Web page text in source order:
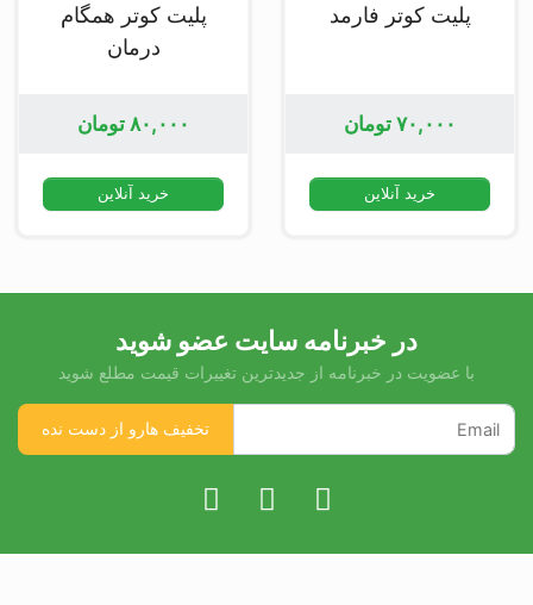
پلیت کوتر فارمد
۷۰,۰۰۰تومان
خرید آنلاین
پلیت کوتر همگام
درمان
۸۰,۰۰۰تومان
خرید آنلاین
در خبرنامه سایت عضو شوید
با عضویت در خبرنامه از جدیدترین تغییرات قیمت مطلع شوید